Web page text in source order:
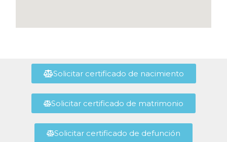
Solicitar certificado de nacimiento
Solicitar certificado de matrimonio
Solicitar certificado de defunción